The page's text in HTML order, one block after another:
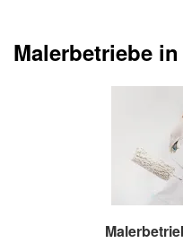
Malerbetriebe